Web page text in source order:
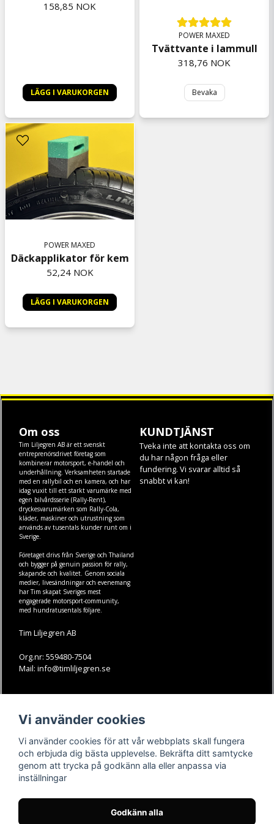
4 måneder siden
5 måneder siden
Anonym
7 måneder siden
158,85 NOK
LÄGG I VARUKORGEN
POWER MAXED
Tvättvante i lammull
318,76 NOK
Bevaka
POWER MAXED
Däckapplikator för kem
52,24 NOK
LÄGG I VARUKORGEN
Om oss
Tim Liljegren AB är ett svenskt
entreprenörsdrivet företag som
kombinerar motorsport, e-handel och
underhållning. Verksamheten startade
med en rallybil och en kamera, och har
idag vuxit till ett starkt varumärke med
egen bilvårdsserie (Rally-Rent),
dryckesvarumärken som Rally-Cola,
kläder, maskineroch utrustning som
används av tusentals kunder runt om i
Sverige.
Företaget drivs från Sverige och Thailand
och bygger på genuin passion för rally,
skapande och kvalitet. Genom sociala
medier, livesändningar och evenemang
har Tim skapat Sveriges mest
engagerade motorsport-community,
med hundratusentals följare.
Tim Liljegren AB
Org.nr: 559480-7504
Mail: info@timliljegren.se
KUNDTJÄNST
Tveka inte att kontakta oss om
du har någon fråga eller
fundering. Vi svarar alltid så
snabbt vi kan!
Köpvillkor
Kontakt
Youtube-videos
Instagram
Youtube
TikTok
Vi använder cookies
Vi använder cookies för att vår webbplats skall fungera
och erbjuda dig bästa upplevelse. Bekräfta ditt samtycke
genom att trycka på godkänn alla eller anpassa via
inställningar
Godkänn alla